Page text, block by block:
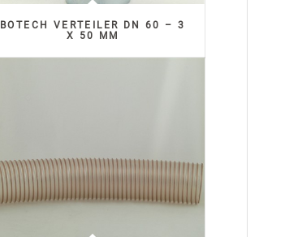
BOTECH VERTEILER DN 60 – 3
X 50 MM